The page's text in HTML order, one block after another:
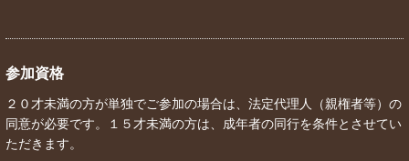
参加資格
２０才未満の方が単独でご参加の場合は、法定代理人（親権者等）の
同意が必要です。１５才未満の方は、成年者の同行を条件とさせてい
ただきます。